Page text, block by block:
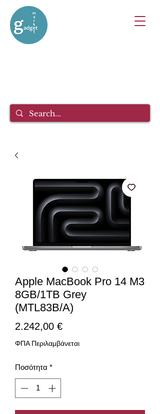
Apple MacBook Pro 14 M3
8GB/1TB Grey
(MTL83B/A)
2.242,00 €Τιμή
ΦΠΑ Περιλαμβάνεται
Ποσότητα *